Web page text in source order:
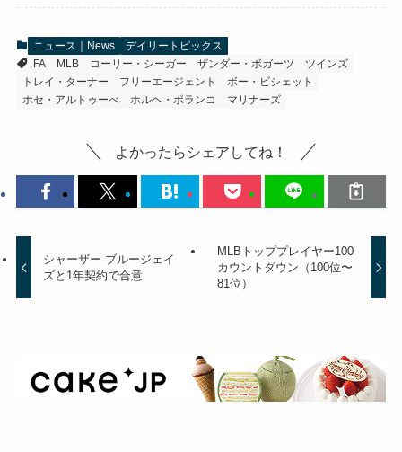
ニュース｜News
デイリートピックス
FA
MLB コーリー・シーガー ザンダー・ボガーツ
ツインズ
トレイ・ターナー
フリーエージェント
ボー・ビシェット
ホセ・アルトゥーべ
ホルヘ・ポランコ マリナーズ
よかったらシェアしてね！
シャーザー ブルージェイ
ズと1年契約で合意
MLBトッププレイヤー100
カウントダウン（100位〜
81位）